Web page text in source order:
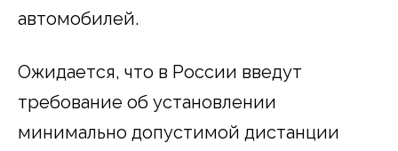
автомобилей.
Ожидается, что в России введут
требование об установлении
минимально допустимой дистанции